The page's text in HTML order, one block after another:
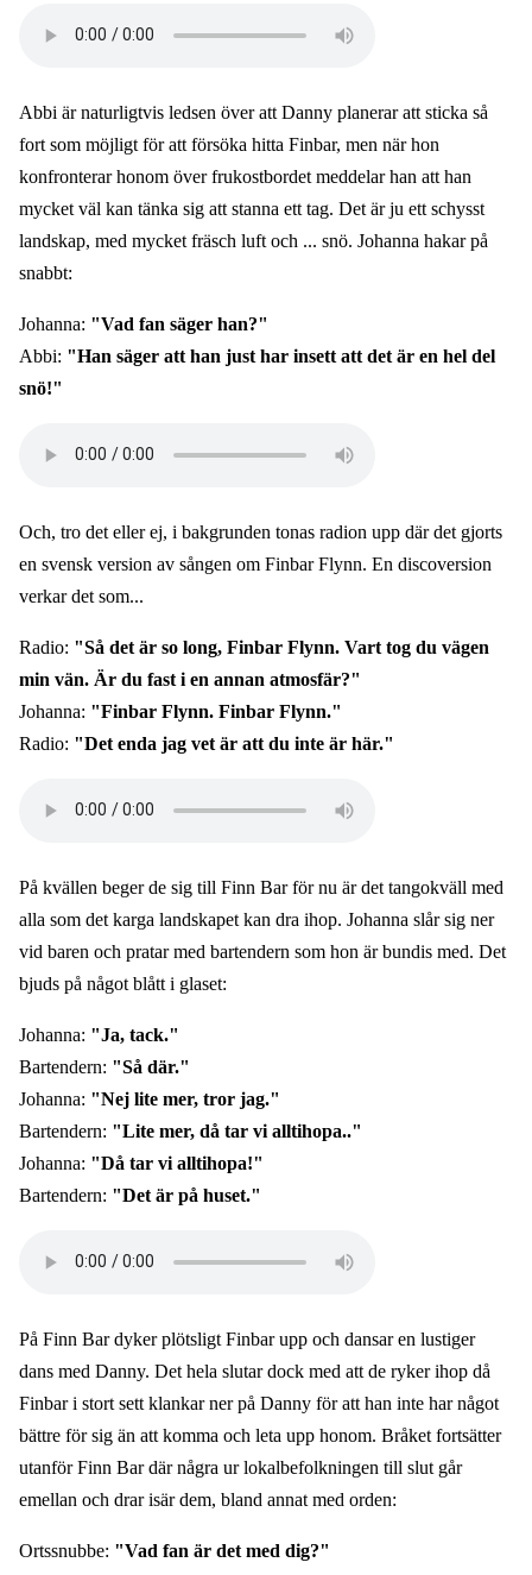
Abbi är naturligtvis ledsen över att Danny planerar att sticka så
fort som möjligt för att försöka hitta Finbar, men när hon
konfronterar honom över frukostbordet meddelar han att han
mycket väl kan tänka sig att stanna ett tag. Det är ju ett schysst
landskap, med mycket fräsch luft och ... snö. Johanna hakar på
snabbt:
Johanna: "Vad fan säger han?"
Abbi: "Han säger att han just har insett att det är en hel del
snö!"
Och, tro det eller ej, i bakgrunden tonas radion upp där det gjorts
en svensk version av sången om Finbar Flynn. En discoversion
verkar det som...
Radio: "Så det är so long, Finbar Flynn. Vart tog du vägen
min vän. Är du fast i en annan atmosfär?"
Johanna: "Finbar Flynn. Finbar Flynn."
Radio: "Det enda jag vet är att du inte är här."
På kvällen beger de sig till Finn Bar för nu är det tangokväll med
alla som det karga landskapet kan dra ihop. Johanna slår sig ner
vid baren och pratar med bartendern som hon är bundis med. Det
bjuds på något blått i glaset:
Johanna: "Ja, tack."
Bartendern: "Så där."
Johanna: "Nej lite mer, tror jag."
Bartendern: "Lite mer, då tar vi alltihopa.."
Johanna: "Då tar vi alltihopa!"
Bartendern: "Det är på huset."
På Finn Bar dyker plötsligt Finbar upp och dansar en lustiger
dans med Danny. Det hela slutar dock med att de ryker ihop då
Finbar i stort sett klankar ner på Danny för att han inte har något
bättre för sig än att komma och leta upp honom. Bråket fortsätter
utanför Finn Bar där några ur lokalbefolkningen till slut går
emellan och drar isär dem, bland annat med orden:
Ortssnubbe: "Vad fan är det med dig?"